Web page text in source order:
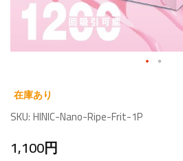
to
the
of
在庫あり
SKU HINIC-Nano-Ripe-Frit-1P
1,100円